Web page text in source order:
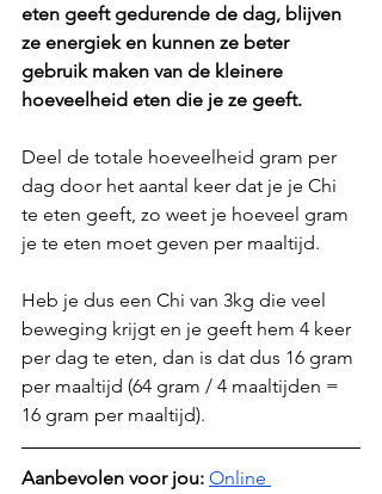
eten geeft gedurende de dag, blijven
ze energiek en kunnen ze beter
gebruik maken van de kleinere
hoeveelheid eten die je ze geeft.
Deel de totale hoeveelheid gram per
dag door het aantal keer dat je je Chi
te eten geeft, zo weet je hoeveel gram
je te eten moet geven per maaltijd.
Heb je dus een Chi van 3kg die veel
beweging krijgt en je geeft hem 4 keer
per dag te eten, dan is dat dus 16 gram
per maaltijd (64 gram / 4 maaltijden =
16 gram per maaltijd).
Aanbevolen voor jou: Online